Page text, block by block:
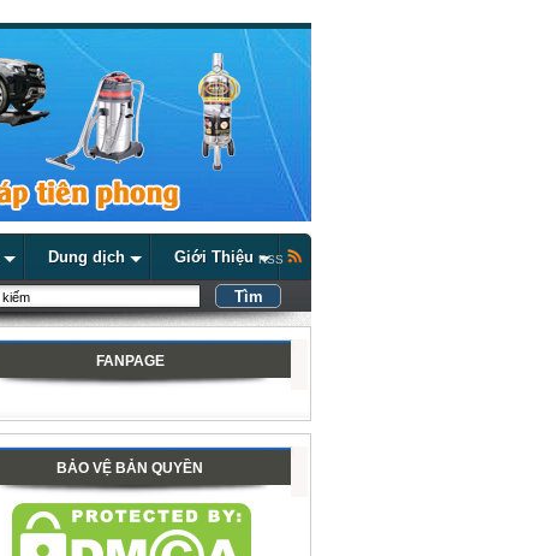
Dung dịch Giới Thiệu RSS
FANPAGE
BẢO VỆ BẢN QUYỀN